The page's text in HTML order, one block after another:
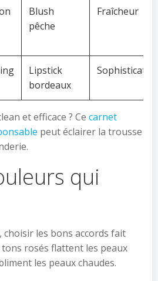
Blush
pêche
Fraîcheur
Lipstick
bordeaux
et efficace ? Ce carnet
peut éclairer la trousse
qui
les bons accords fait
rosés flattent les peaux
les peaux chaudes.